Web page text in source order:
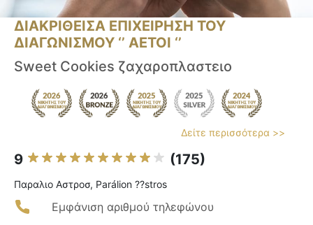
ΔΙΑΚΡΙΘΕΙΣΑ ΕΠΙΧΕΙΡΗΣΗ ΤΟΥ
ΔΙΑΓΩΝΙΣΜΟΥ ‘’ ΑΕΤΟΙ ‘’
Sweet Cookies ζαχαροπλαστειο
Δείτε περισσότερα >>
9 (175)
Παραλιο Αστροσ, Parálion ??stros
Εμφάνιση αριθμού τηλεφώνου